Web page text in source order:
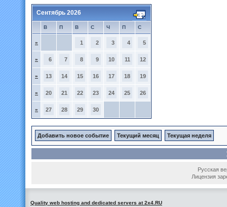
Сентябрь 2026
В П В С Ч П С
» 1 2 3 4 5
» 6 7 8 9 10 11 12
» 13 14 15 16 17 18 19
» 20 21 22 23 24 25 26
» 27 28 29 30
Добавить новое событие Текущий месяц Текущая неделя
Русская
Лицензия
Quality web hosting and dedicated servers at 2x4.RU